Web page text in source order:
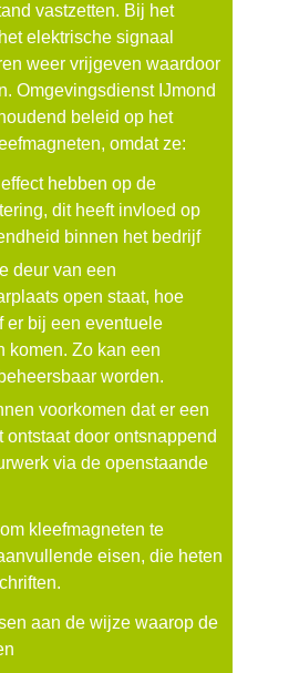
vastzetten. Bij het
elektrische signaal
weer vrijgeven waardoor
Omgevingsdienst IJmond
beleid op het
omdat ze:
hebben op de
dit heeft invloed op
binnen het bedrijf
deur van een
open staat, hoe
er bij een eventuele
komen. Zo kan een
worden.
voorkomen dat er een
ontstaat door ontsnappend
via de openstaande
kleefmagneten te
eisen, die heten
aan de wijze waarop de